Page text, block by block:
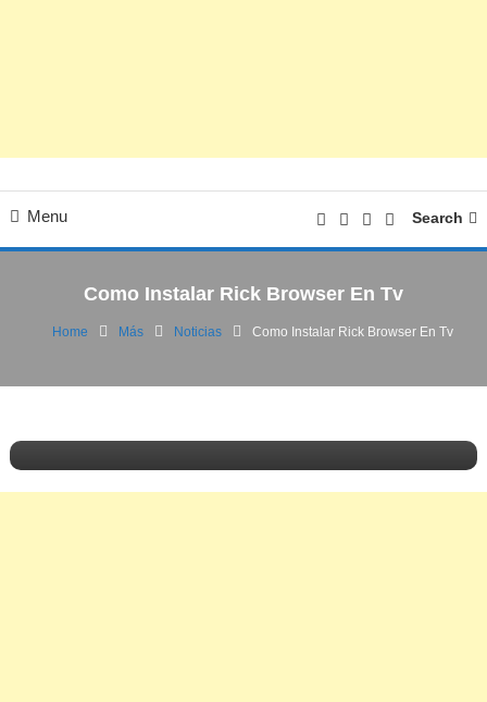
Menu Search
Como Instalar Rick Browser En Tv
Home Más Noticias Como Instalar Rick Browser En Tv